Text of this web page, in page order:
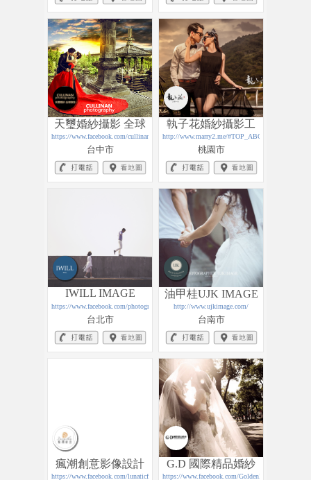
天璽婚紗攝影 全球
旅拍
https://www.facebook.com/cullinanwedding/
台中市
執子花婚紗攝影工
作室
http://www.marry2.me/#TOP_ABOUT
桃園市
IWILL IMAGE
https://www.facebook.com/photographer.willlin/
台北市
油甲桂UJK IMAGE
攝影工作室
http://www.ujkimage.com/
台南市
瘋潮創意影像設計
https://www.facebook.com/lunaticf/
G.D 國際精品婚紗
https://www.facebook.com/GoldenDreamWedding/